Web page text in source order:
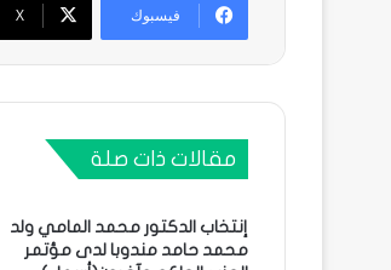
فيسبوك X
مقالات ذات صلة
إنتخاب الدكتور محمد المامي ولد
محمد حامد مندوبا لدى مؤتمر